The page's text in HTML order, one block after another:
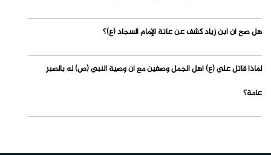
هل صح أن ابن زياد كشف عن عانة الإمام السجاد (ع)؟
لماذا قاتل علي (ع) أهل الجمل وصفين مع أن وصية النبي (ص) له بالصبر
عامة؟